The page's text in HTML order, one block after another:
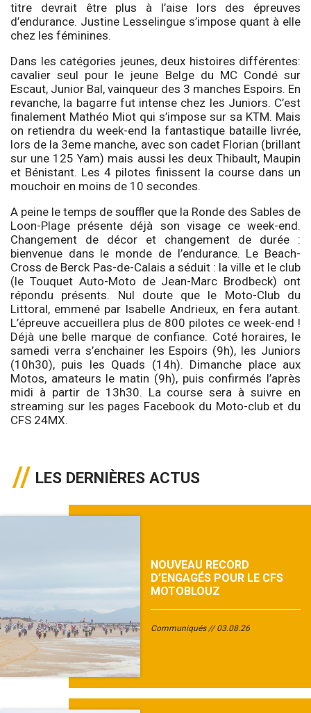
titre devrait être plus à l’aise lors des épreuves
d’endurance. Justine Lesselingue s’impose quant à elle
chez les féminines.
Dans les catégories jeunes, deux histoires différentes:
cavalier seul pour le jeune Belge du MC Condé sur
Escaut, Junior Bal, vainqueur des 3 manches Espoirs. En
revanche, la bagarre fut intense chez les Juniors. C’est
finalement Mathéo Miot qui s’impose sur sa KTM. Mais
on retiendra du week-end la fantastique bataille livrée,
lors de la 3eme manche, avec son cadet Florian (brillant
sur une 125 Yam) mais aussi les deux Thibault, Maupin
et Bénistant. Les 4 pilotes finissent la course dans un
mouchoir en moins de 10 secondes.
A peine le temps de souffler que la Ronde des Sables de
Loon-Plage présente déjà son visage ce week-end.
Changement de décor et changement de durée :
bienvenue dans le monde de l’endurance. Le Beach-
Cross de Berck Pas-de-Calais a séduit : la ville et le club
(le Touquet Auto-Moto de Jean-Marc Brodbeck) ont
répondu présents. Nul doute que le Moto-Club du
Littoral, emmené par Isabelle Andrieux, en fera autant.
L’épreuve accueillera plus de 800 pilotes ce week-end !
Déjà une belle marque de confiance. Coté horaires, le
samedi verra s’enchainer les Espoirs (9h), les Juniors
(10h30), puis les Quads (14h). Dimanche place aux
Motos, amateurs le matin (9h), puis confirmés l’après
midi à partir de 13h30. La course sera à suivre en
streaming sur les pages Facebook du Moto-club et du
CFS 24MX.
LES DERNIÈRES ACTUS
NOUVEAU RECORD
D’ENGAGÉS POUR LE CFS
MOTOBLOUZ
Communiqués 03.08.26